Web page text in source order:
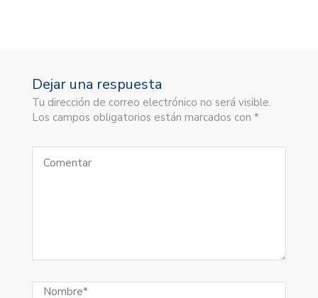
Dejar una respuesta
Tu dirección de correo electrónico no será visible.
Los campos obligatorios están marcados con *